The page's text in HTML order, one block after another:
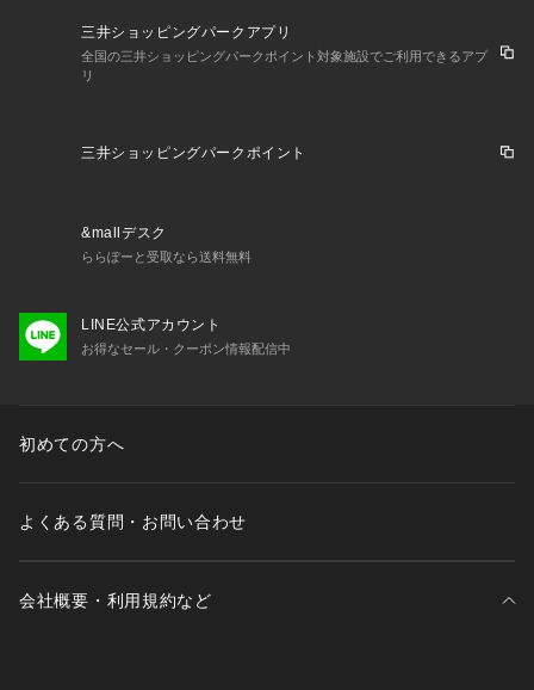
三井ショッピングパークアプリ
全国の三井ショッピングパークポイント対象施設でご利用できるアプ
リ
三井ショッピングパークポイント
&mallデスク
ららぽーと受取なら送料無料
LINE公式アカウント
お得なセール・クーポン情報配信中
初めての方へ
よくある質問・お問い合わせ
会社概要・利用規約など